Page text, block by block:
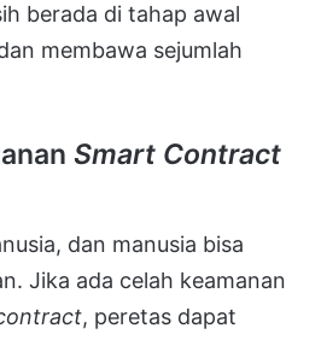
berada di tahap awal
membawa sejumlah
Smart Contract
dan manusia bisa
Jika ada celah keamanan
, peretas dapat